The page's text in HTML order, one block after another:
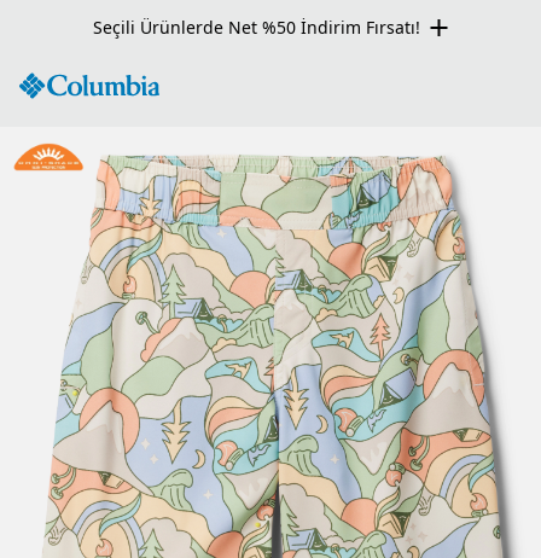
Seçili Ürünlerde Net %50 İndirim Fırsatı!